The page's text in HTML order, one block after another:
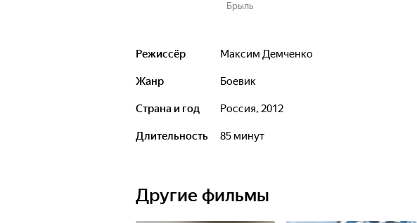
Брыль
Режиссёр Максим Демченко
Жанр боевик
Страна и год Россия, 2012
Длительность 85 минут
Другие фильмы